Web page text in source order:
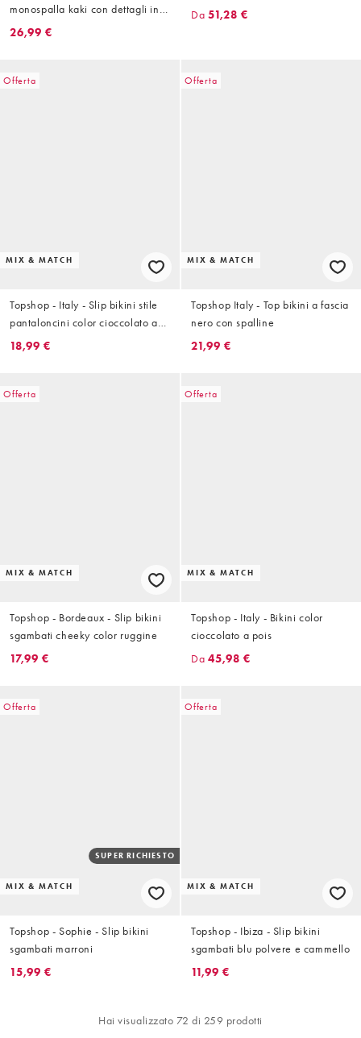
monospalla kaki con dettagli in
metallo
26,99 €
Da 51,28 €
Offerta
MIX & MATCH
Topshop - Italy - Slip bikini stile
pantaloncini color cioccolato a
pois
18,99 €
Offerta
MIX & MATCH
Topshop Italy - Top bikini a fascia
nero con spalline
21,99 €
Offerta
MIX & MATCH
Topshop - Bordeaux - Slip bikini
sgambati cheeky color ruggine
17,99 €
Offerta
MIX & MATCH
Topshop - Italy - Bikini color
cioccolato a pois
Da 45,98 €
Offerta
MIX & MATCH
SUPER RICHIESTO
Topshop - Sophie - Slip bikini
sgambati marroni
15,99 €
Offerta
MIX & MATCH
Topshop - Ibiza - Slip bikini
sgambati blu polvere e cammello
11,99 €
Hai visualizzato 72 di 259 prodotti